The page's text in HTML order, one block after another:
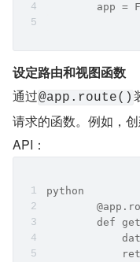
app =
设定路由和视图函数
通过@app.route()
请求的函数。例如，
API：
python
def